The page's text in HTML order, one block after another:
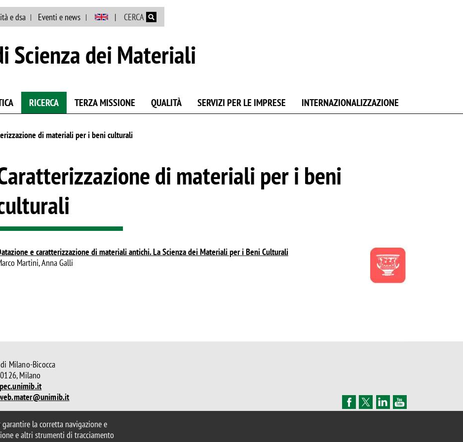
Salta al contenuto principale
la corretta navigazione e
e altri strumenti di tracciamento
e dsa Eventi e news CERCA
Scienza dei Materiali
RICERCA TERZA MISSIONE QUALITÀ SERVIZI PER LE IMPRESE INTERNAZIONALIZZAZIONE
di materiali per i beni culturali
di materiali per i beni
Image
e caratterizzazione di materiali antichi. La Scienza dei Materiali per i Beni Culturali
Martini, Anna Galli
Milano-Bicocca
Milano
trasparente Dichiarazione di accessibilità
sui cookie